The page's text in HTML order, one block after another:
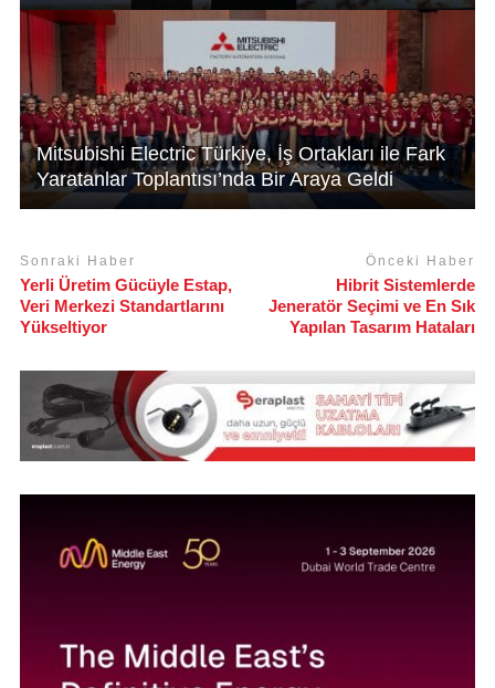
Mitsubishi Electric Türkiye, İş Ortakları ile Fark
Yaratanlar Toplantısı’nda Bir Araya Geldi
Sonraki Haber
Yerli Üretim Gücüyle Estap,
Veri Merkezi Standartlarını
Yükseltiyor
Önceki Haber
Hibrit Sistemlerde
Jeneratör Seçimi ve En Sık
Yapılan Tasarım Hataları